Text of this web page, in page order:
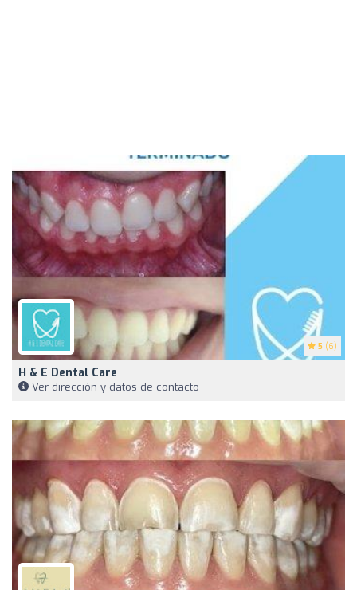
5 (6)
H & E Dental Care
Ver dirección y datos de contacto